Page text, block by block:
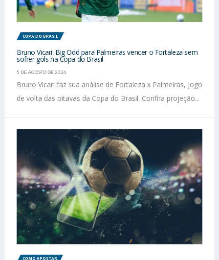
COPA DO BRASIL
Bruno Vicari: Big Odd para Palmeiras vencer o Fortaleza sem
sofrer gols na Copa do Brasil
5 DE AGOSTO DE 2026
Bruno Vicari faz sua análise de Fortaleza x Palmeiras, jogo
de volta das oitavas da Copa do Brasil. Confira projeção...
COMO APOSTAR